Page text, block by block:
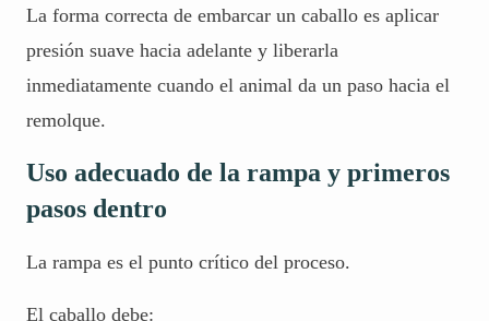
La forma correcta de embarcar un caballo es aplicar
presión suave hacia adelante y liberarla
inmediatamente cuando el animal da un paso hacia el
remolque.
Uso adecuado de la rampa y primeros
pasos dentro
La rampa es el punto crítico del proceso.
El caballo debe: